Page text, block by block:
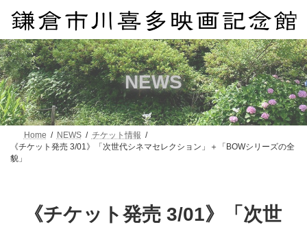
ン
ツ
へ
ス
キ
ッ
プ
ー
シ
ョ
ン
に
移
動
NEWS
Home NEWS
チケット情報
《チケット発売 3/01》「次世代シネマセレクション」＋「BOWシリーズの全
貌」
《チケット発売 3/01》「次世